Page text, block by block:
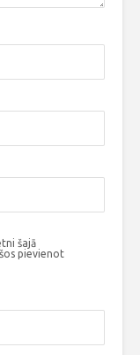
šajā
pievienot